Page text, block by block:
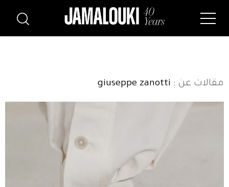
مقالات عن : giuseppe zanotti